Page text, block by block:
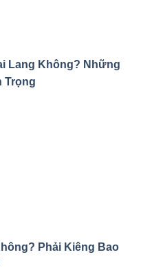
Lang Không? Những
Trọng
Phải Kiêng Bao